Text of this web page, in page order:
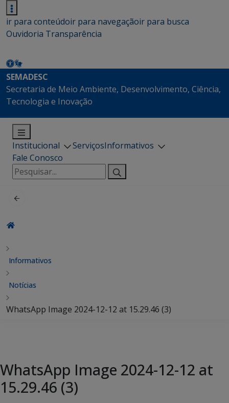
ir para conteúdoir para navegaçãoir para busca
Ouvidoria Transparência
SEMADESC
Secretaria de Meio Ambiente, Desenvolvimento, Ciência,
Tecnologia e Inovação
Institucional ServiçosInformativos
Fale Conosco
Pesquisar
por:
Informativos
Notícias
WhatsApp Image 2024-12-12 at 15.29.46 (3)
WhatsApp Image 2024-12-12 at
15.29.46 (3)